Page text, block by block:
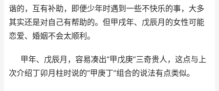
谐的，互有补助，即便少年时遇到一些不快乐的事，大多
其实还是对自己有帮助的。但甲戌年、戊辰月的女性可能
恋爱、婚姻不会太顺利。
甲年、戊辰月，容易凑出“甲戊庚”三奇贵人，这点与上
次介绍丁卯月柱时说的“甲庚丁”组合的说法有点类似。